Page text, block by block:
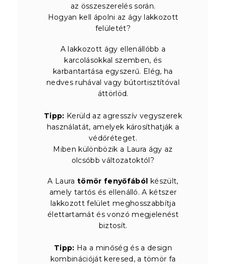
az összeszerelés során.
Hogyan kell ápolni az ágy lakkozott
felületét?
A lakkozott ágy ellenállóbb a
karcolásokkal szemben, és
karbantartása egyszerű. Elég, ha
nedves ruhával vagy bútortisztítóval
áttörlöd.
Tipp: Kerüld az agresszív vegyszerek
használatát, amelyek károsíthatják a
védőréteget.
Miben különbözik a Laura ágy az
olcsóbb változatoktól?
A Lauratömör fenyőfából készült,
amely tartós és ellenálló. A kétszer
lakkozott felület meghosszabbítja
élettartamát és vonzó megjelenést
biztosít.
Tipp: Ha a minőség és a design
kombinációját keresed, a tömör fa